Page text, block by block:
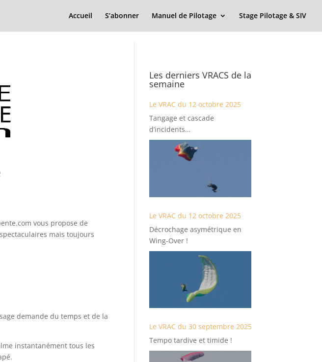
Accueil S’abonner Manuel de Pilotage Stage Pilotage & SIV
vous propose de
mais toujours
demande du temps et de la
instantanément tous les
Les derniers VRACS de la
semaine
Le VRAC du 12 octobre 2025
Tangage et cascade
d’incidents…
Le VRAC du 12 octobre 2025
Décrochage asymétrique en
Wing-Over !
Le VRAC du 30 septembre 2025
Tempo tardive et timide !